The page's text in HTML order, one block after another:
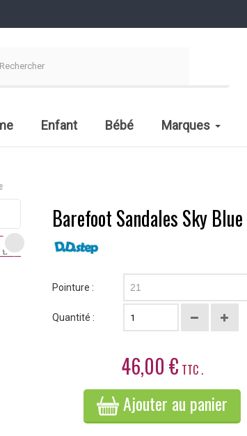
Enfant Bébé Marques
Barefoot Sandales Sky Blue
Pointure : 21
Quantité :
46,00 € TTC .
Ajouter au panier